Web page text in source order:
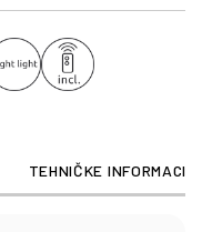
energetski
od 3387
iskaz u
TEHNIČKE